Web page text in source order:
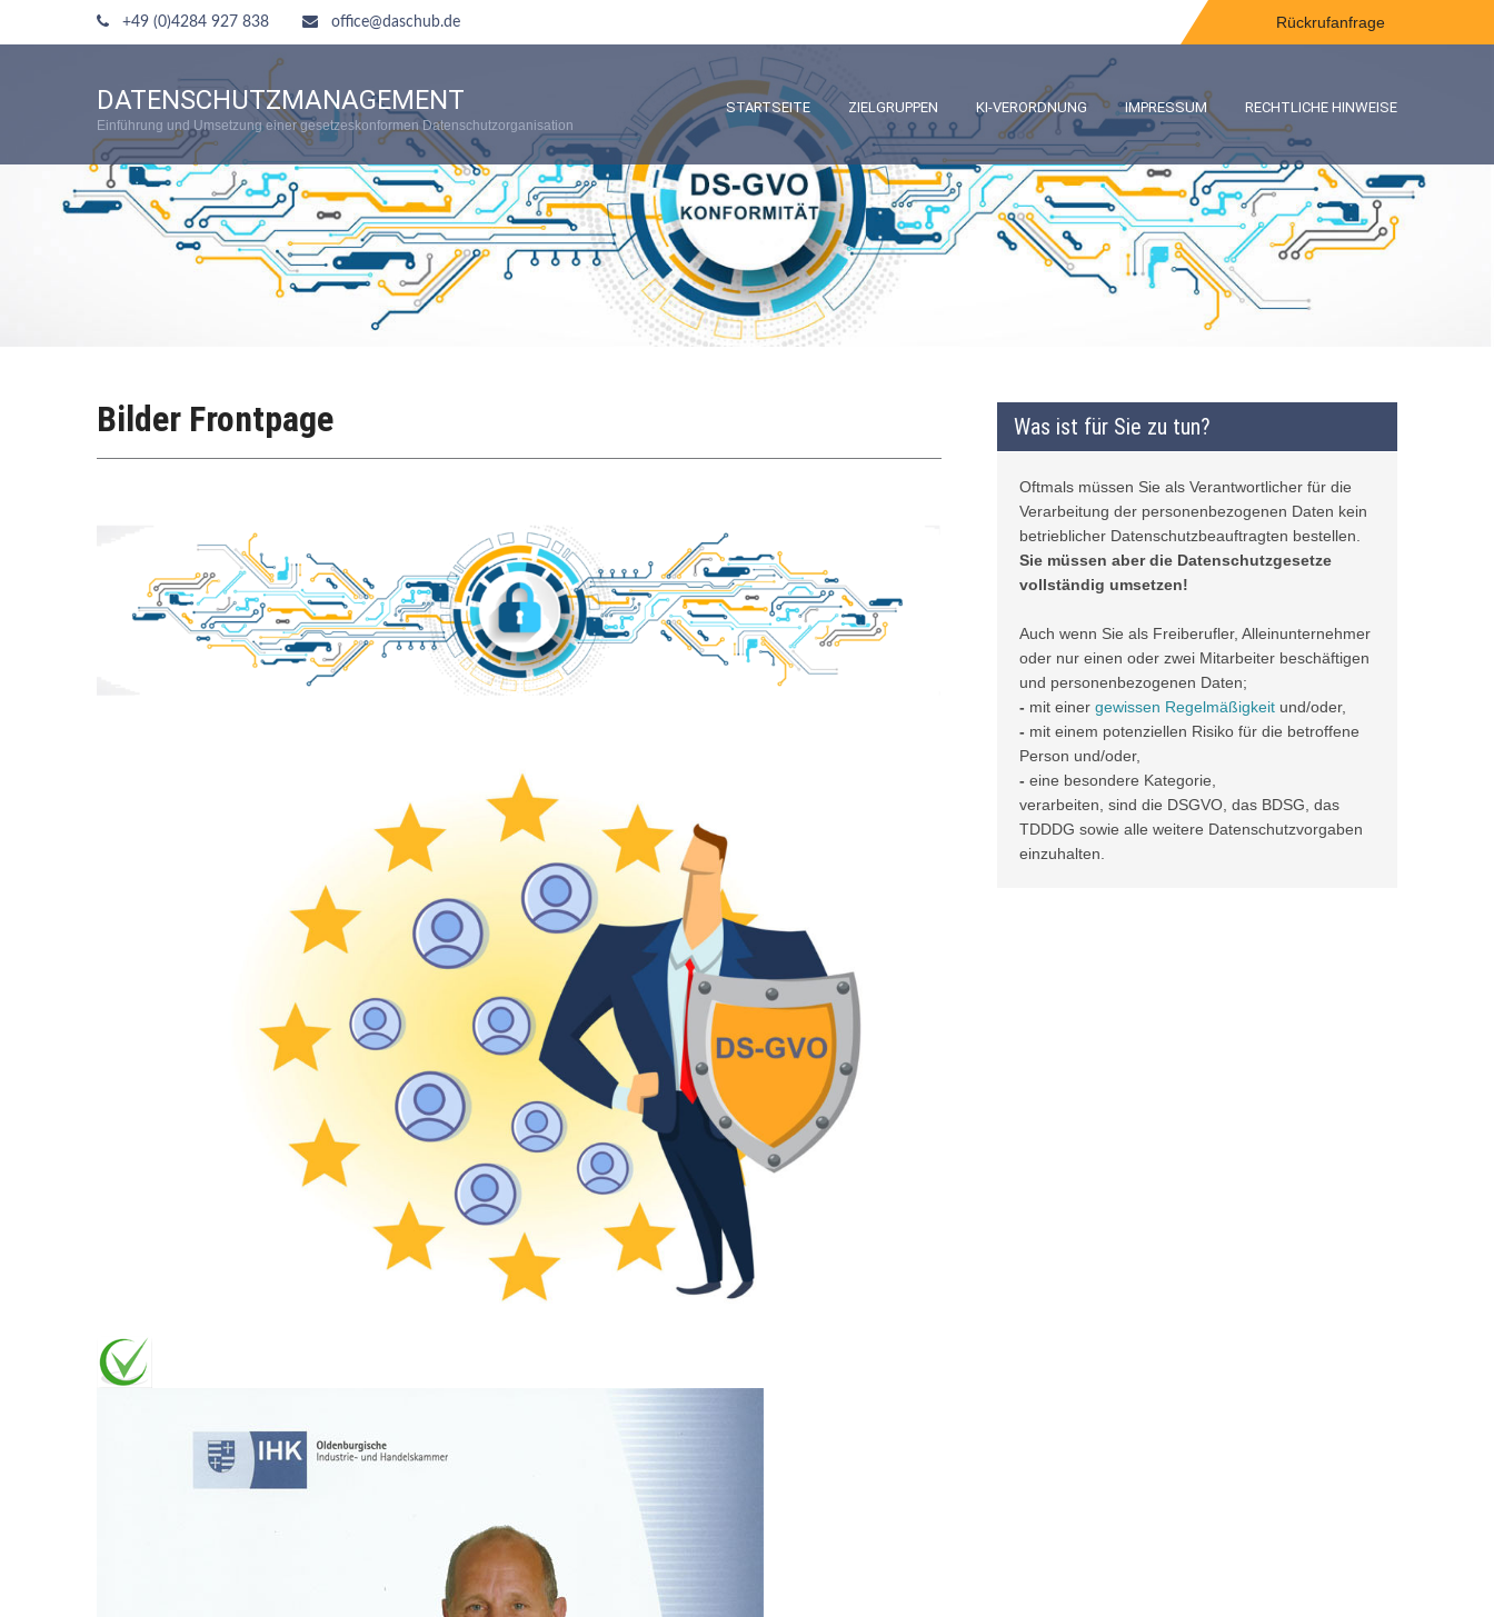
+49 (0)4284 927 838 office@daschub.de Rückrufanfrage
DATENSCHUTZMANAGEMENT
Einführung und Umsetzung einer gesetzeskonformen Datenschutzorganisation
STARTSEITE ZIELGRUPPEN KI-VERORDNUNG IMPRESSUM RECHTLICHE HINWEISE
Bilder Frontpage Was ist für Sie zu tun?
Oftmals müssen Sie als Verantwortlicher für die
Verarbeitung der personenbezogenen Daten kein
betrieblicher Datenschutzbeauftragten bestellen.
Sie müssen aber die Datenschutzgesetze
vollständig umsetzen!
Auch wenn Sie als Freiberufler, Alleinunternehmer
oder nur einen oder zwei Mitarbeiter beschäftigen
und personenbezogenen Daten;
- mit einer gewissen Regelmäßigkeit und/oder,
- mit einem potenziellen Risiko für die betroffene
Person und/oder,
- eine besondere Kategorie,
verarbeiten, sind die DSGVO, das BDSG, das
TDDDG sowie alle weitere Datenschutzvorgaben
einzuhalten.